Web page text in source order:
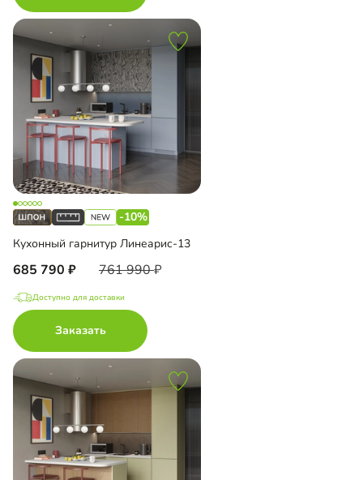
-10%
Кухонный гарнитур Линеарис-13
685 790 761 990
Доступно для доставки
Заказать